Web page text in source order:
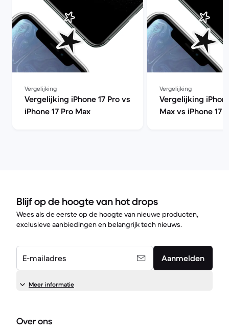
Vergelijking
Vergelijking iPhone 17 Pro vs
iPhone 17 Pro Max
Vergelijking
Vergelijking
Max vs iPhone 17
Blijf op de hoogte van hot drops
Wees als de eerste op de hoogte van nieuwe producten,
exclusieve aanbiedingen en belangrijk tech nieuws.
E-mailadres Aanmelden
Meer informatie
Over ons